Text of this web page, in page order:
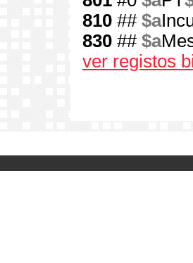
810 ## $a
830 ## $a
ver registos